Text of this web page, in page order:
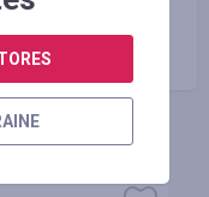
спеціальне меню